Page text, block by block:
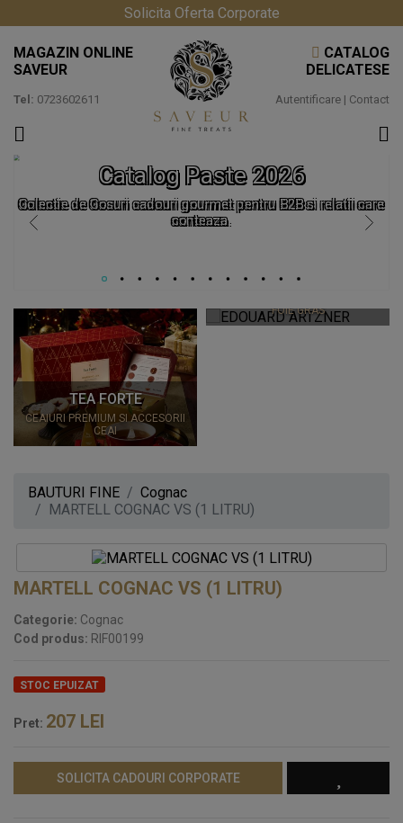
Solicita Oferta Corporate
MAGAZIN ONLINE
SAVEUR
Tel: 0723602611
CATALOG
DELICATESE
Autentificare | Contact
Catalog Paste 2026
Colectie de Cosuri cadouri gourmet pentru B2B si relatii care
conteaza.
TEA FORTE
CEAIURI PREMIUM SI ACCESORII
CEAI
FOIE GRAS
BAUTURI FINE
Cognac
MARTELL COGNAC VS (1 LITRU)
MARTELL COGNAC VS (1 LITRU)
Categorie: Cognac
Cod produs: RIF00199
STOC EPUIZAT
Pret: 207 LEI
SOLICITA CADOURI CORPORATE